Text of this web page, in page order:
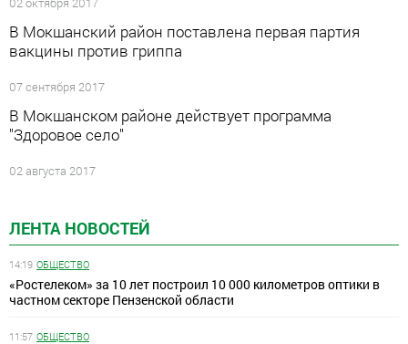
ЛЕНТА НОВОСТЕЙ
14:19 ОБЩЕСТВО
«Ростелеком» за 10 лет построил 10 000 километров оптики в
частном секторе Пензенской области
11:57 ОБЩЕСТВО
В Мокшанский район поставлена первая партия
вакцины против гриппа
07 сентября 2017
В Мокшанском районе действует программа
"Здоровое село"
02 августа 2017